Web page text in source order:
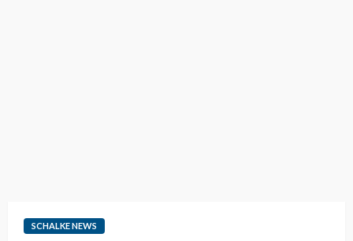
SCHALKE NEWS